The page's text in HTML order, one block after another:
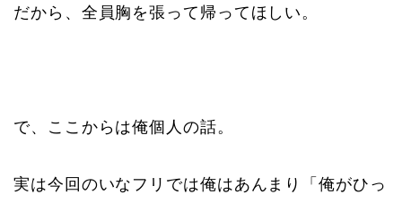
だから、全員胸を張って帰ってほしい。
で、ここからは俺個人の話。
実は今回のいなフリでは俺はあんまり「俺がひっ